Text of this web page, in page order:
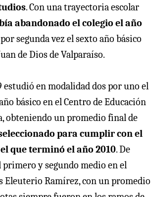
. Con una trayectoria escolar
abandonado el colegio el año
segunda vez el sexto año básico
de Dios de Valparaíso.
estudió en modalidad dos por uno el
básico en el Centro de Educación
obteniendo un promedio final de
para cumplir con el
que terminó el año 2010. De
y segundo medio en el
Eleuterio Ramírez, con un promedio